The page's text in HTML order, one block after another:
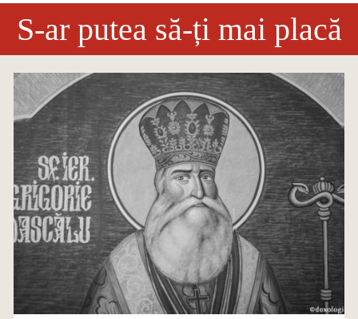
S-ar putea să-ți mai placă